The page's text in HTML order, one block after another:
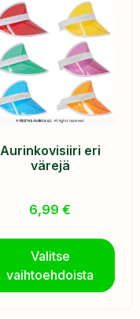
Aurinkovisiiri eri
värejä
6,99 €
Valitse
vaihtoehdoista